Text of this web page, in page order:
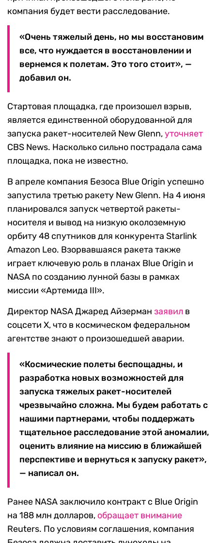
компания будет вести расследование.
«Очень тяжелый день, но мы восстановим
все, что нуждается в восстановлении и
вернемся к полетам. Это того стоит», —
добавил он.
Стартовая площадка, где произошел взрыв,
является единственной оборудованной для
запуска ракет-носителей New Glenn,уточняет
CBS News. Насколько сильно пострадала сама
площадка, пока не известно.
В апреле компания Безоса Blue Origin успешно
запустила третью ракету New Glenn. На 4 июня
планировался запуск четвертой ракеты-
носителя и вывод на низкую околоземную
орбиту 48 спутников для конкурента Starlink
Amazon Leo. Взорвавшаяся ракета также
играет ключевую роль в планах Blue Origin и
NASA по созданию лунной базы в рамках
миссии «Артемида III».
Директор NASA Джаред Айзерман заявил в
соцсети X, что в космическом федеральном
агентстве знают о произошедшей аварии.
«Космические полеты беспощадны, и
разработка новых возможностей для
запуска тяжелых ракет-носителей
чрезвычайно сложна. Мы будем работать с
нашими партнерами, чтобы поддержать
тщательное расследование этой аномалии,
оценить влияние на миссию в ближайшей
перспективе и вернуться к запуску ракет»,
— написал он.
Ранее NASA заключило контракт с Blue Origin
на 188 млн долларов, обращает внимание
Reuters. По условиям соглашения, компания